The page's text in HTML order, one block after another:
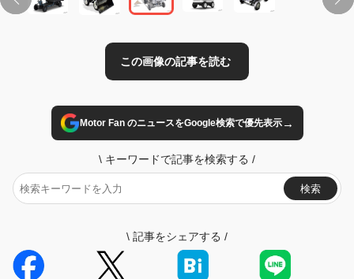
Motor Fan のニュースをGoogle検索で優先表示→
\ キーワードで記事を検索する /
検索
\ 記事をシェアする /